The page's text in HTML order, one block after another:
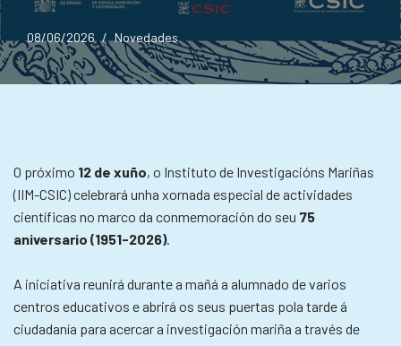
08/06/2026 Novedades
O próximo 12 de xuño, o Instituto de Investigacións Mariñas
(IIM-CSIC) celebrará unha xornada especial de actividades
científicas no marco da conmemoración do seu 75
aniversario (1951-2026).
A iniciativa reunirá durante a mañá a alumnado de varios
centros educativos e abrirá os seus puertas pola tarde á
ciudadanía para acercar a investigación mariña a través de